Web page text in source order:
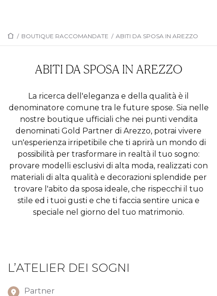
/ BOUTIQUE RACCOMANDATE / ABITI DA SPOSA IN AREZZO
ABITI DA SPOSA IN AREZZO
La ricerca dell'eleganza e della qualità è il
denominatore comune tra le future spose. Sia nelle
nostre boutique ufficiali che nei punti vendita
denominati Gold Partner di Arezzo, potrai vivere
un'esperienza irripetibile che ti aprirà un mondo di
possibilità per trasformare in realtà il tuo sogno:
provare modelli esclusivi di alta moda, realizzati con
materiali di alta qualità e decorazioni splendide per
trovare l'abito da sposa ideale, che rispecchi il tuo
stile ed i tuoi gusti e che ti faccia sentire unica e
speciale nel giorno del tuo matrimonio.
L’ATELIER DEI SOGNI
Partner